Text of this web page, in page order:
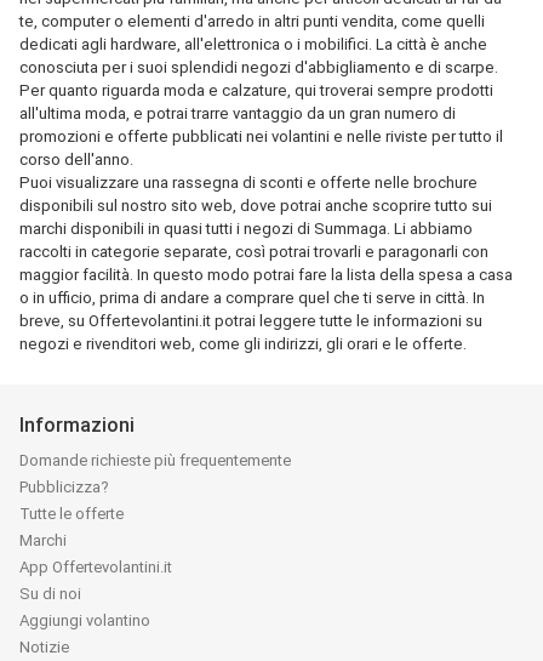
te, computer o elementi d'arredo in altri punti vendita, come quelli
dedicati agli hardware, all'elettronica o i mobilifici. La città è anche
conosciuta per i suoi splendidi negozi d'abbigliamento e di scarpe.
Per quanto riguarda moda e calzature, qui troverai sempre prodotti
all'ultima moda, e potrai trarre vantaggio da un gran numero di
promozioni e offerte pubblicati nei volantini e nelle riviste per tutto il
corso dell'anno.
Puoi visualizzare una rassegna di sconti e offerte nelle brochure
disponibili sul nostro sito web, dove potrai anche scoprire tutto sui
marchi disponibili in quasi tutti i negozi di Summaga. Li abbiamo
raccolti in categorie separate, così potrai trovarli e paragonarli con
maggior facilità. In questo modo potrai fare la lista della spesa a casa
o in ufficio, prima di andare a comprare quel che ti serve in città. In
breve, su Offertevolantini.it potrai leggere tutte le informazioni su
negozi e rivenditori web, come gli indirizzi, gli orari e le offerte.
Informazioni
Domande richieste più frequentemente
Pubblicizza?
Tutte le offerte
Marchi
App Offertevolantini.it
Su di noi
Aggiungi volantino
Notizie